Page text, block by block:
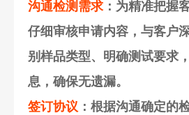
沟通检测需求 ：为精准把握
仔细审核申请内容，与客户
别样品类型、明确测试要求
息，确保无遗漏。
签订协议 ：根据沟通确定的